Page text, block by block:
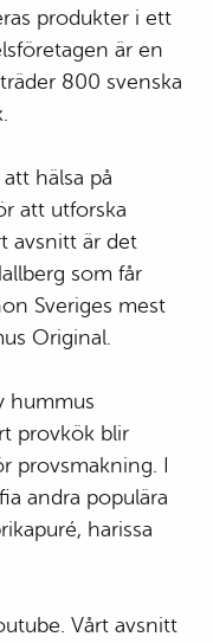
produkter i ett
är en
800 svenska
hälsa på
att utforska
avsnitt är det
som får
Sveriges mest
Original.
hummus
provkök blir
provsmakning. I
andra populära
harissa
Vårt avsnitt